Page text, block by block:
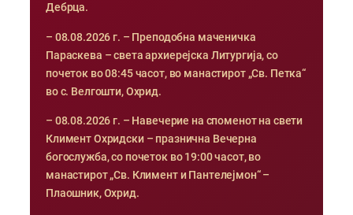
Дебрца.
– 08.08.2026 г. – Преподобна маченичка
Параскева – света архиерејска Литургија, со
почеток во 08:45 часот, во манастирот „Св. Петка“
во с. Велгошти, Охрид.
– 08.08.2026 г. – Навечерие на споменот на свети
Климент Охридски – празнична Вечерна
богослужба, со почеток во 19:00 часот, во
манастирот „Св. Климент и Пантелејмон“ –
Плаошник, Охрид.